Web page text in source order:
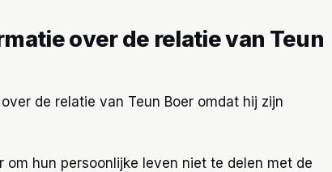
over de relatie van Teun
de relatie van Teun Boer omdat hij zijn
hun persoonlijke leven niet te delen met de